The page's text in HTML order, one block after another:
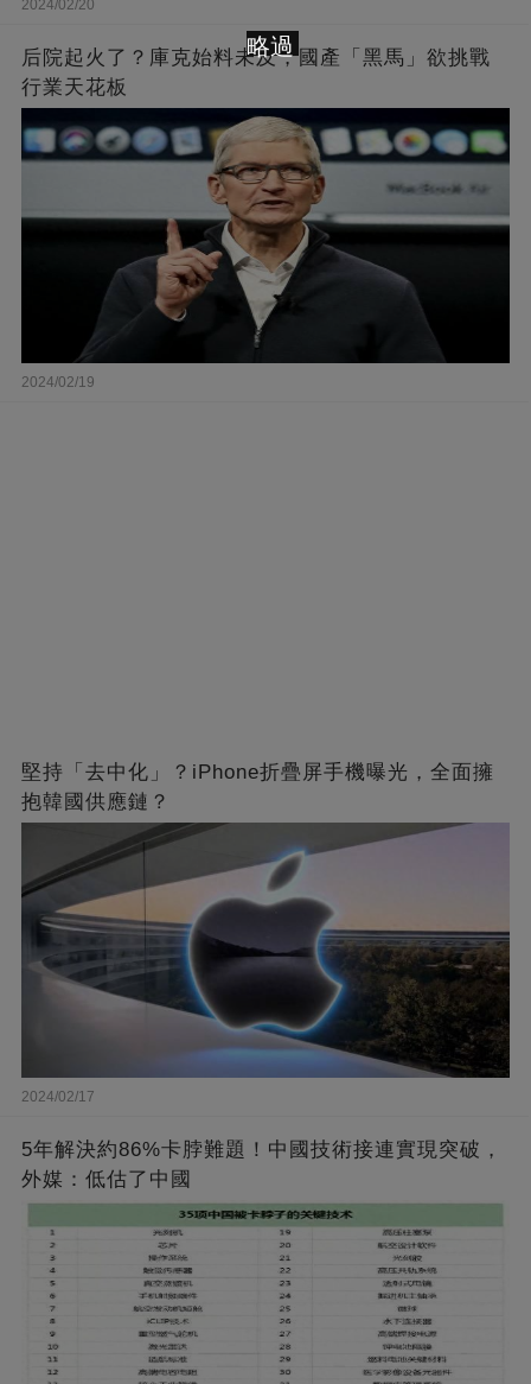
2024/02/20
后院起火了？庫克始料未及，國產「黑馬」欲挑戰
行業天花板
2024/02/19
堅持「去中化」？iPhone折疊屏手機曝光，全面擁
抱韓國供應鏈？
2024/02/17
5年解決約86%卡脖難題！中國技術接連實現突破，
外媒：低估了中國
略過